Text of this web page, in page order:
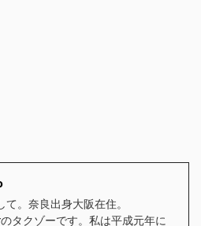
て。奈良出身大阪在住。
タクゾーです。私は平成元年に